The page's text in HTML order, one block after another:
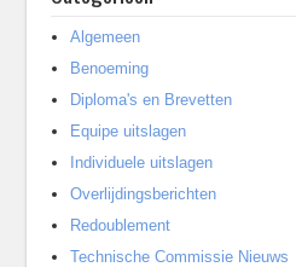
Algemeen
Benoeming
Diploma's en Brevetten
Equipe uitslagen
Individuele uitslagen
Overlijdingsberichten
Redoublement
Technische Commissie Nieuws